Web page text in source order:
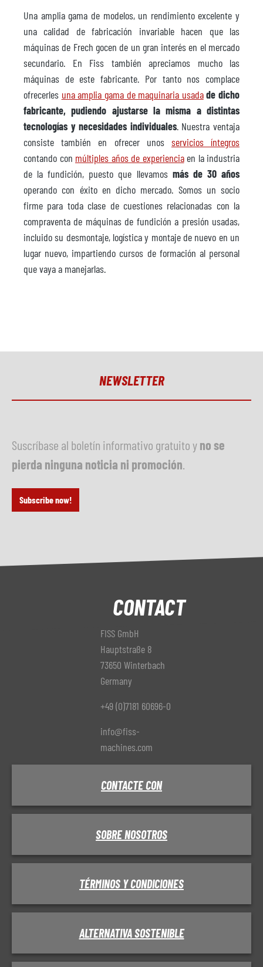
Una amplia gama de modelos, un rendimiento excelente y
una calidad de fabricación invariable hacen que las
máquinas de Frech gocen de un gran interés en el mercado
secundario. En Fiss también apreciamos mucho las
máquinas de este fabricante. Por tanto nos complace
ofrecerles una amplia gama de maquinaria usada de dicho
fabricante, pudiendo ajustarse la misma a distintas
tecnologías y necesidades individuales. Nuestra ventaja
consiste también en ofrecer unos servicios íntegros
contando con múltiples años de experienciaen la industria
de la fundición, puesto que llevamos más de 30 años
operando con éxito en dicho mercado. Somos un socio
firme para toda clase de cuestiones relacionadas con la
compraventa de máquinas de fundición a presión usadas,
incluido su desmontaje, logística y montaje de nuevo en un
lugar nuevo, impartiendo cursos de formación al personal
que vaya a manejarlas.
NEWSLETTER
Suscríbase al boletín informativo gratuito yno se
pierda ninguna noticia ni promoción
Subscribe now!
CONTACT
FISS GmbH
Hauptstraße 8
73650 Winterbach
Germany
+49 (0)7181 60696-0
info@fiss-
machines.com
CONTACTE CON
SOBRE NOSOTROS
TÉRMINOS Y CONDICIONES
ALTERNATIVA SOSTENIBLE